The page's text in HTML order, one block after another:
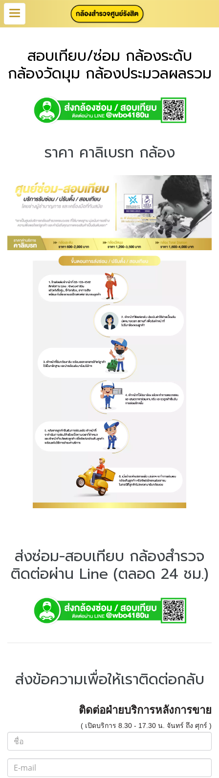
สอบเทียบ/ซ่อม กล้องระดับ
กล้องวัดมุม กล้องประมวลผลรวม
ราคา คาลิเบรท กล้อง
ส่งซ่อม-สอบเทียบ กล้องสำรวจ
ติดต่อผ่าน Line (ตลอด 24 ชม.)
ส่งข้อความเพื่อให้เราติดต่อกลับ
ติดต่อฝ่ายบริการหลังการขาย
( เปิดบริการ 8.30 - 17.30 น. จันทร์ ถึง ศุกร์ )